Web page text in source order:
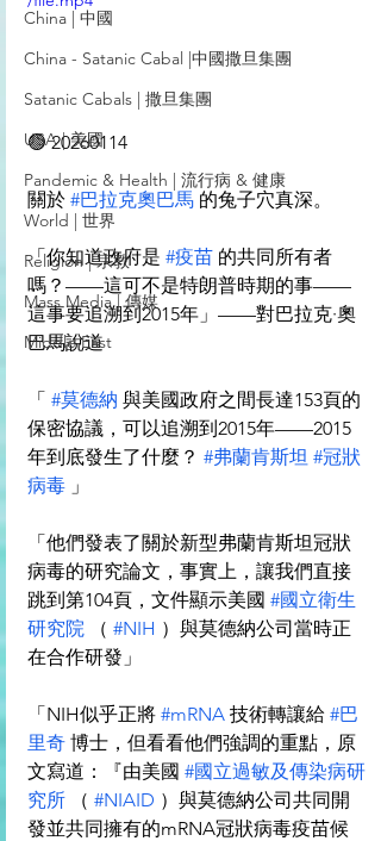
China | 中國
China - Satanic Cabal |中國撒旦集團
Satanic Cabals | 撒旦集團
USA | 美國
Pandemic & Health | 流行病 & 健康
World | 世界
Religion | 宗教
Mass Media | 傳媒
Middle East
🟢 20260114
關於 #巴拉克奧巴馬 的兔子穴真深。
「你知道政府是 #疫苗 的共同所有者
嗎？——這可不是特朗普時期的事——
這事要追溯到2015年」——對巴拉克·奧
巴馬說道
「 #莫德納 與美國政府之間長達153頁的
保密協議，可以追溯到2015年——2015
年到底發生了什麼？ #弗蘭肯斯坦 #冠狀
病毒 」
「他們發表了關於新型弗蘭肯斯坦冠狀
病毒的研究論文，事實上，讓我們直接
跳到第104頁，文件顯示美國 #國立衛生
研究院 （ #NIH ）與莫德納公司當時正
在合作研發」
「NIH似乎正將 #mRNA 技術轉讓給 #巴
里奇 博士，但看看他們強調的重點，原
文寫道：『由美國 #國立過敏及傳染病研
究所 （ #NIAID ）與莫德納公司共同開
發並共同擁有的mRNA冠狀病毒疫苗候